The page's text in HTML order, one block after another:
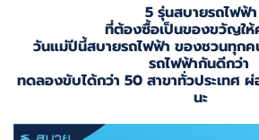
5 รุ่นสบายรถไฟฟ้า
ที่ต้องซื้อเป็นของขวัญใ
วันแม่ปีนี้สบายรถไฟฟ้า ของชวนทุก
รถไฟฟ้ากันดีกว่า
ทดลองขับได้กว่า 50 สาขาทั่วประเทศ
นะ